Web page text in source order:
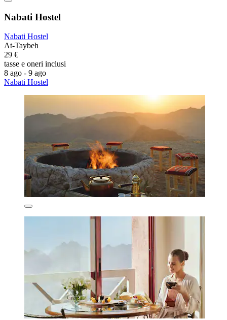
Nabati Hostel
Nabati Hostel
At-Taybeh
29 €
tasse e oneri inclusi
8 ago - 9 ago
Nabati Hostel